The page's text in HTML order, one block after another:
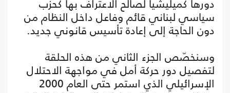
دورها كميليشيا لصالح الاعتراف بها كحزب
سياسي لبناني قائم وفاعل داخل النظام من
دون الحاجة إلى إعادة تأسيس قانوني جديد.
وسنخصّص الجزء الثاني من هذه الحلقة
لتفصيل دور حركة أمل في مواجهة الاحتلال
الإسرائيلي الذي استمر حتى العام 2000